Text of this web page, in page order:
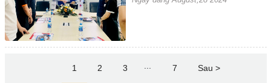
1 2 3 7 Sau >